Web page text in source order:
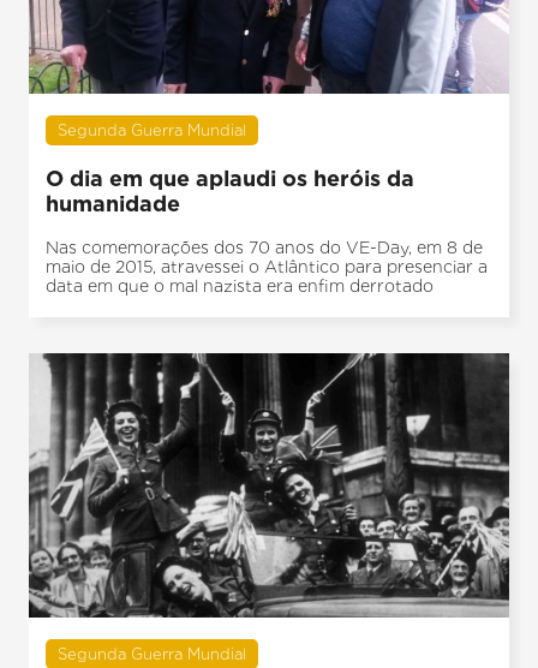
Segunda Guerra Mundial
O dia em que aplaudi os heróis da
humanidade
Nas comemorações dos 70 anos do VE-Day, em 8 de
maio de 2015, atravessei o Atlântico para presenciar a
data em que o mal nazista era enfim derrotado
Segunda Guerra Mundial